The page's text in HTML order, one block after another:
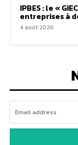
IPBES : le «
entreprises à
4 août 2026